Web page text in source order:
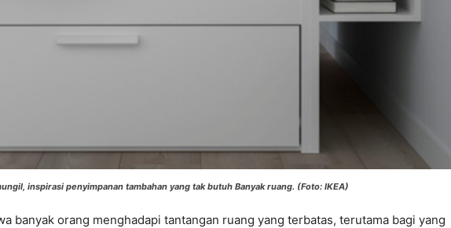
inspirasi penyimpanan tambahan yang tak butuh Banyak ruang. (Foto: IKEA)
banyak orang menghadapi tantangan ruang yang terbatas, terutama bagi yang